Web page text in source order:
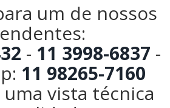
um de nossos
- 11 3998-6837 -
11 98265-7160
vista técnica